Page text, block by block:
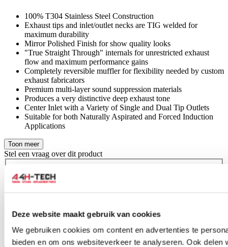
Deze website maakt gebruik van cookies
We gebruiken cookies om content en advertenties te
bieden en om ons websiteverkeer te analyseren. Ook
100% T304 Stainless Steel Construction
Exhaust tips and inlet/outlet necks are TIG welded for
maximum durability
Mirror Polished Finish for show quality looks
"True Straight Through" internals for unrestricted exhaust
flow and maximum performance gains
Completely reversible muffler for flexibility needed by custom
exhaust fabricators
Premium multi-layer sound suppression materials
Produces a very distinctive deep exhaust tone
Center Inlet with a Variety of Single and Dual Tip Outlets
Suitable for both Naturally Aspirated and Forced Induction
Applications
Toon meer
Stel een vraag over dit product